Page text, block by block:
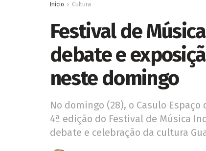
Inicio Cultura
Festival de
debate e
neste domingo
No domingo (28), o Casulo
4ª edição do Festival de Música
debate e celebração da cultura